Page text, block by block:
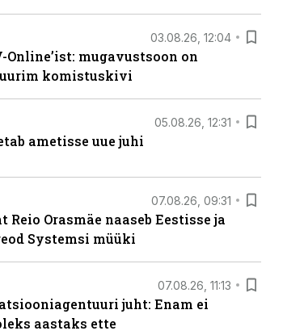
03.08.26, 12:04
Online’ist: mugavustsoon on
komistuskivi
05.08.26, 12:31
ametisse uue juhi
07.08.26, 09:31
Reio Orasmäe naaseb Eestisse ja
Systemsi müüki
07.08.26, 11:13
juht: Enam ei
aastaks ette